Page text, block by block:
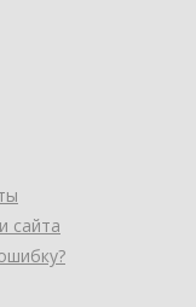
сайта